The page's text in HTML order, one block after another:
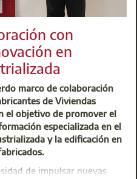
con Iberdrola para
con
en
marco de colaboración
de Viviendas
el objetivo de promover el
especializada en el
y la edificación en
de impulsar nuevas